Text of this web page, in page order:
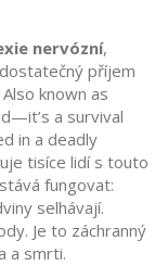
nervózní,
příjem
Also known as
a survival
in a deadly
tisíce lidí s touto
fungovat:
selhávají.
Je to záchranný
a smrti.